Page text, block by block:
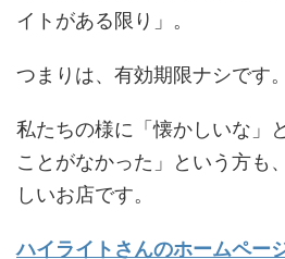
イトがある限り」。
つまりは、有効期限ナシです。
私たちの様に「懐かしいな」
ことがなかった」という方も
しいお店です。
ハイライトさんのホームペー